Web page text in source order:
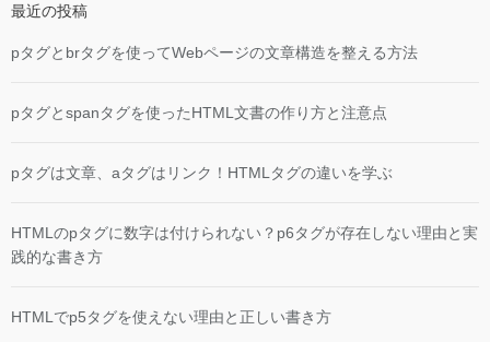
最近の投稿
pタグとbrタグを使ってWebページの文章構造を整える方法
pタグとspanタグを使ったHTML文書の作り方と注意点
pタグは文章、aタグはリンク！HTMLタグの違いを学ぶ
HTMLのpタグに数字は付けられない？p6タグが存在しない理由と実
践的な書き方
HTMLでp5タグを使えない理由と正しい書き方